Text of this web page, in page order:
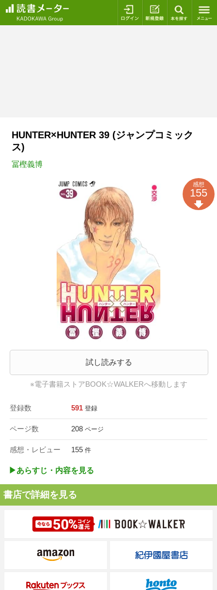
ログイン 新規登録
HUNTER×HUNTER 39 (ジャンプコミック
ス)
冨樫義博
試し読みする
※電子書籍ストアBOOK☆WALKERへ移動します
登録数 591 登録
ページ数 208 ページ
感想・レビュー 155 件
感想
155
▶︎あらすじ・内容を見る
書店で詳細を見る